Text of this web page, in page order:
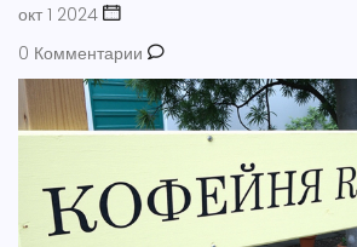
окт 1 2024
0 Комментарии